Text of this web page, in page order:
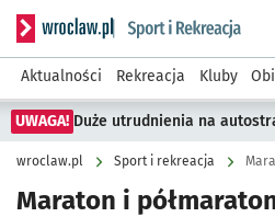
Serwis informacyjny wroclaw.pl
Aktualności Rekreacja Kluby
UWAGA! Duże utrudnienia na
wroclaw.pl Sport i rekreacja
Maraton i